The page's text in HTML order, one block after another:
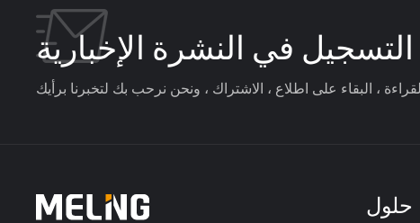
التسجيل في النشرة الإخبارية
حلول